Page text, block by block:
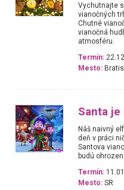
Vychutnajte
vianočných
Chutné
vianočná
atmosféru.
Termín:
Mesto:
Santa
Náš naivný
deň v práci
Santova
budú
Termín:
Mesto: SR